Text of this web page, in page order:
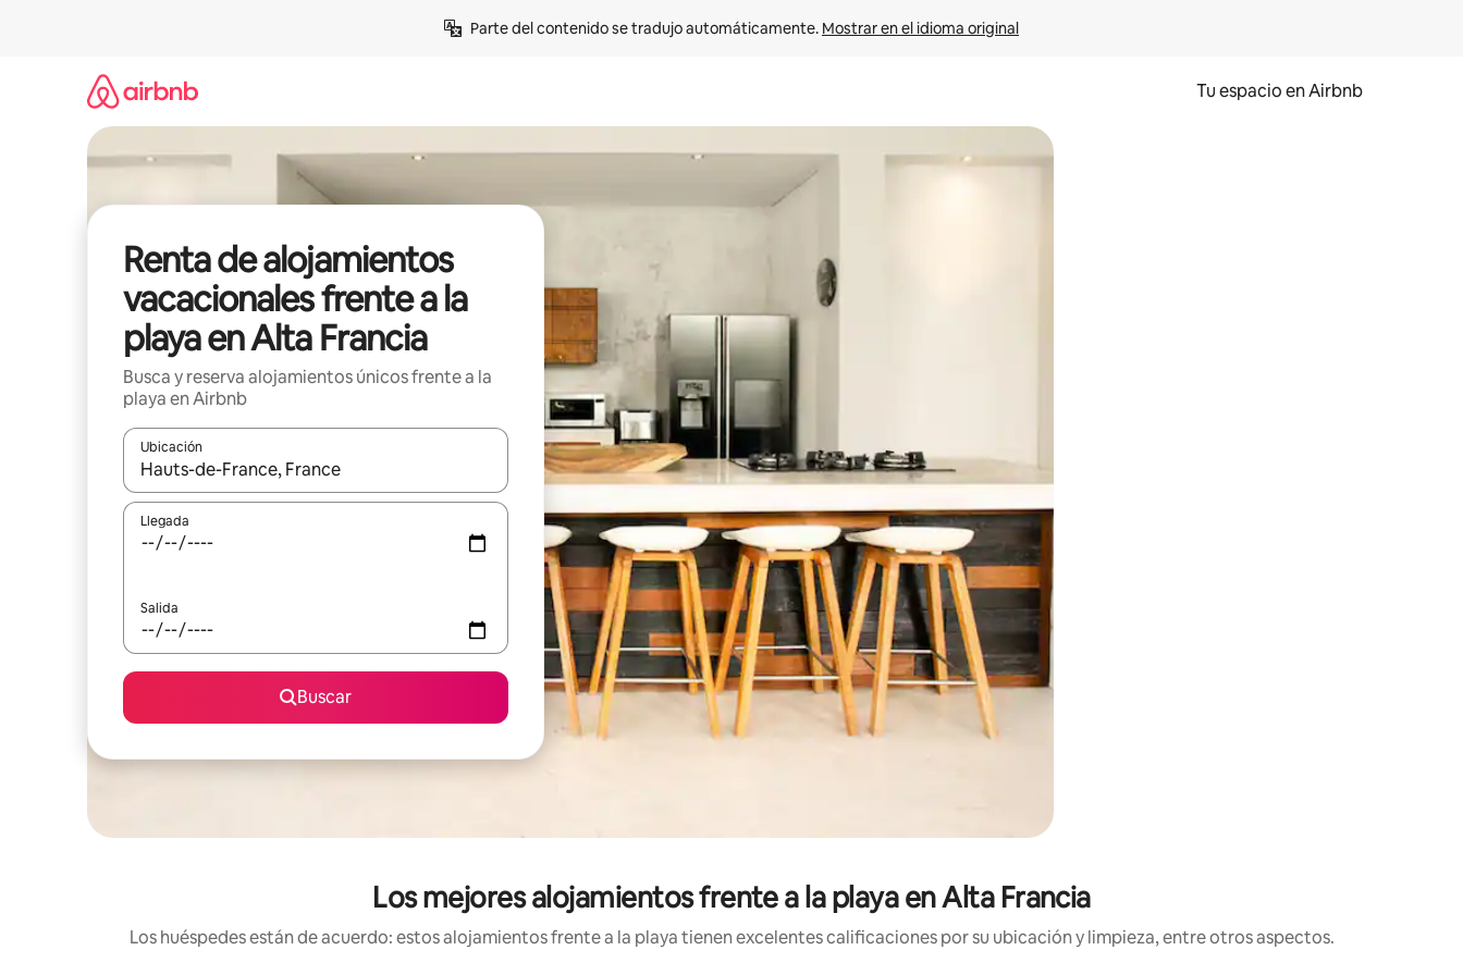
Parte del contenido se tradujo automáticamente. Mostrar en el idioma original
Tu espacio en Airbnb
Renta de alojamientos
vacacionales frente a la
playa en Alta Francia
Busca y reserva alojamientos únicos frente a la
playa en Airbnb
Ubicación
Cuando los resultados estén disponibles, podrás navegar usando las teclas de las flechas hacia arriba y hacia abajo, o bien tocando y deslizando la pantalla.
Llegada
Salida
Buscar
Los mejores alojamientos frente a la playa en Alta Francia
Los huéspedes están de acuerdo: estos alojamientos frente a la playa tienen excelentes calificaciones por su ubicación y limpieza, entre otros aspectos.